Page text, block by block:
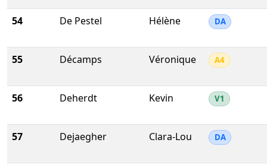
54 De Pestel Hélène DA
55 Décamps Véronique A4
56 Deherdt Kevin V1
57 Dejaegher Clara-Lou DA